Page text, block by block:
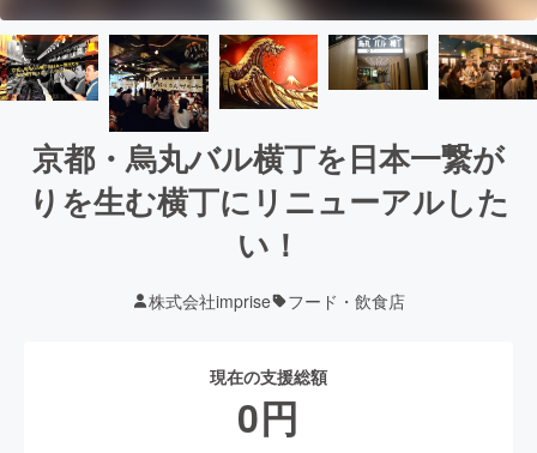
京都・烏丸バル横丁を日本一繋が
りを生む横丁にリニューアルした
い！
株式会社imprise フード・飲食店
現在の支援総額
0円